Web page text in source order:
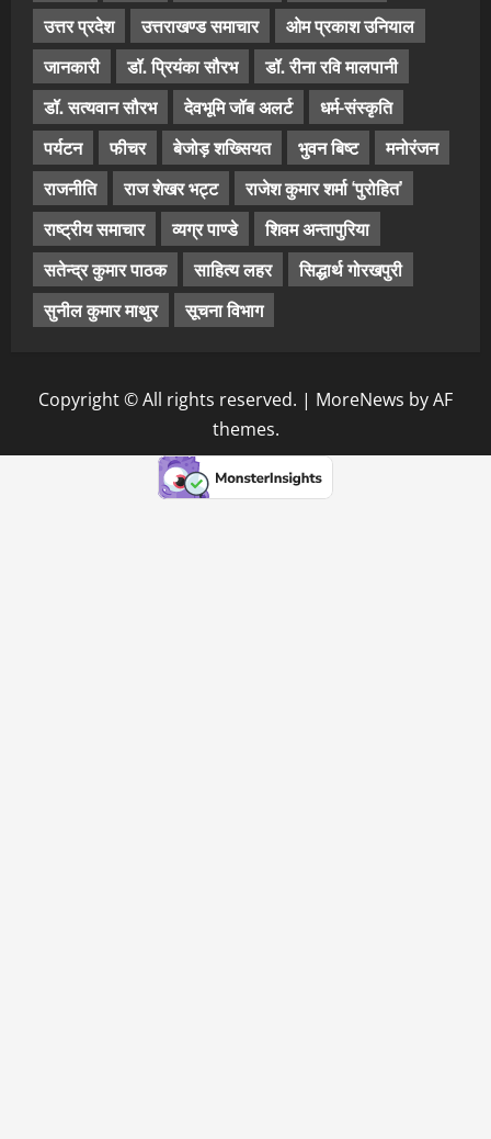
उत्तर प्रदेश
उत्तराखण्ड समाचार
ओम प्रकाश उनियाल
जानकारी
डॉ. प्रियंका सौरभ
डॉ. रीना रवि मालपानी
डॉ. सत्यवान सौरभ
देवभूमि जॉब अलर्ट
धर्म-संस्कृति
पर्यटन
फीचर बेजोड़ शख्सियत भुवन बिष्ट
मनोरंजन
राजनीति
राज शेखर भट्ट
राजेश कुमार शर्मा ‘पुरोहित’
राष्ट्रीय समाचार
व्यग्र पाण्डे
शिवम अन्तापुरिया
सतेन्द्र कुमार पाठक
साहित्य लहर
सिद्धार्थ गोरखपुरी
सुनील कुमार माथुर
सूचना विभाग
Copyright © All rights reserved. | MoreNews by AF
themes.